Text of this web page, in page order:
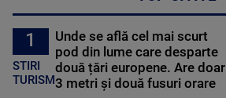
1
STIRI
TURISM
Unde se află cel mai scurt
pod din lume care desparte
două țări europene. Are doar
3 metri și două fusuri orare